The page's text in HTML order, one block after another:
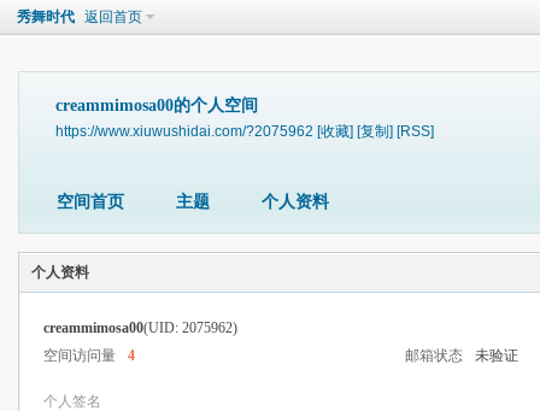
秀舞时代 返回首页
creammimosa00的个人空间
https://www.xiuwushidai.com/?2075962 [收藏] [复制] [RSS]
空间首页 主题 个人资料
个人资料
creammimosa00(UID: 2075962)
空间访问量
4 邮箱状态 未验证
个人签名